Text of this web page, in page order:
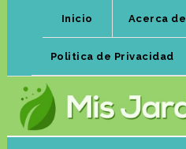
Inicio Acerca de
Politica de Privacidad